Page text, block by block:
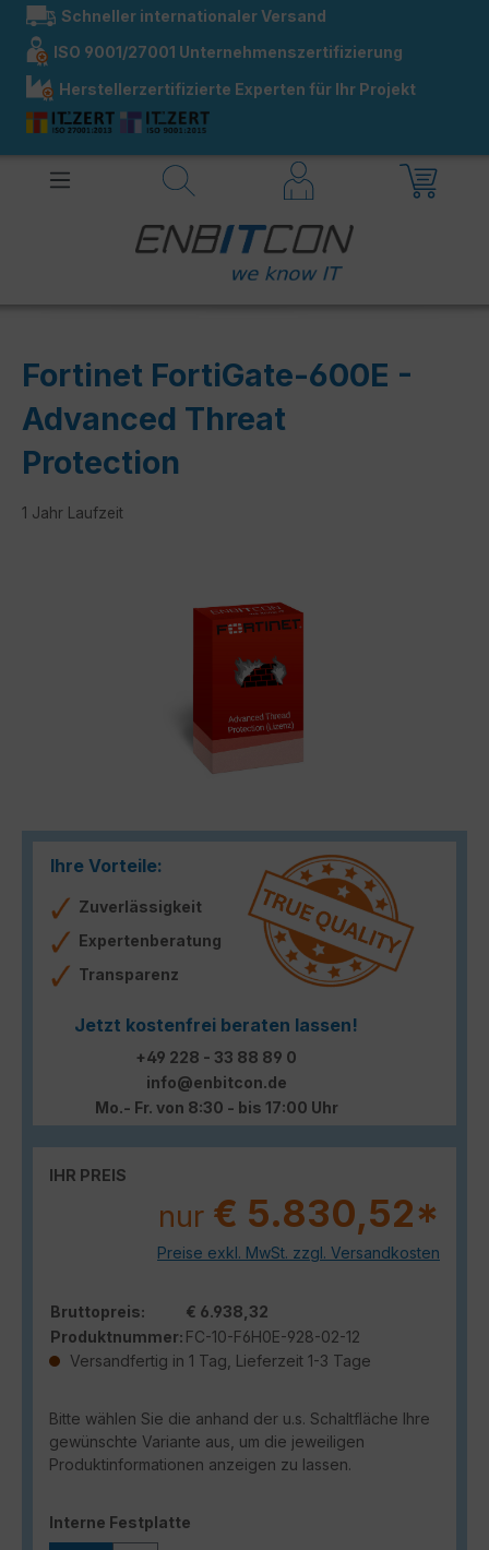
springen
Schneller internationaler Versand
ISO 9001/27001 Unternehmenszertifizierung
Herstellerzertifizierte Experten für Ihr Projekt
Fortinet FortiGate-600E -
Advanced Threat
Protection
1 Jahr Laufzeit
Ihre Vorteile:
Zuverlässigkeit
Expertenberatung
Transparenz
Jetzt kostenfrei beraten lassen!
+49 228 - 33 88 89 0
info@enbitcon.de
Mo.- Fr. von 8:30 - bis 17:00 Uhr
IHR PREIS
nur € 5.830,52*
Preise exkl. MwSt. zzgl. Versandkosten
Bruttopreis:
€ 6.938,32
Produktnummer: FC-10-F6H0E-928-02-12
Versandfertig in 1 Tag, Lieferzeit 1-3 Tage
Bitte wählen Sie die anhand der u.s. Schaltfläche Ihre
gewünschte Variante aus, um die jeweiligen
Produktinformationen anzeigen zu lassen.
Interne Festplatte